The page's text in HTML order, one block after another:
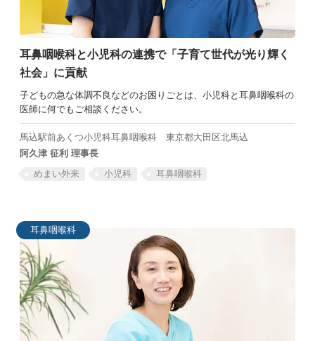
耳鼻咽喉科と小児科の連携で「子育て世代が光り輝く
社会」に貢献
子どもの急な体調不良などのお困りごとは、小児科と耳鼻咽喉科の
医師に何でもご相談ください。
馬込駅前あくつ小児科耳鼻咽喉科 東京都大田区北馬込
阿久津 征利 理事長
めまい外来
小児科 耳鼻咽喉科
耳鼻咽喉科